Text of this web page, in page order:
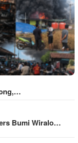
Bumi Wiralo…